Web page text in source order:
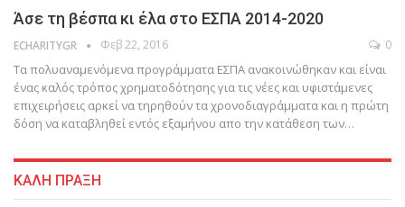
Άσε τη βέσπα κι έλα στο ΕΣΠΑ 2014-2020
ECHARITYGR Φεβ 22, 2016 0
Τα πολυαναμενόμενα προγράμματα ΕΣΠΑ ανακοινώθηκαν και είναι
ένας καλός τρόπος χρηματοδότησης για τις νέες και υφιστάμενες
επιχειρήσεις αρκεί να τηρηθούν τα χρονοδιαγράμματα και η πρώτη
δόση να καταβληθεί εντός εξαμήνου απο την κατάθεση των…
ΚΑΛΗ ΠΡΑΞΗ